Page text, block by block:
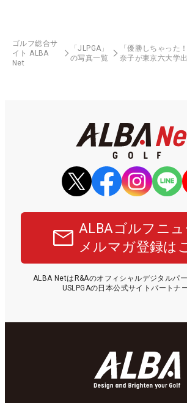
ゴルフ総合サ
イト ALBA
Net
「JLPGA」
の写真一覧
「優勝しちゃっ
奈子が東京六大学
ALBAゴルフニュ
メルマガ登録は
ALBA NetはR&Aのオフィシャルデジタルパ
USLPGAの日本公式サイトパートナ